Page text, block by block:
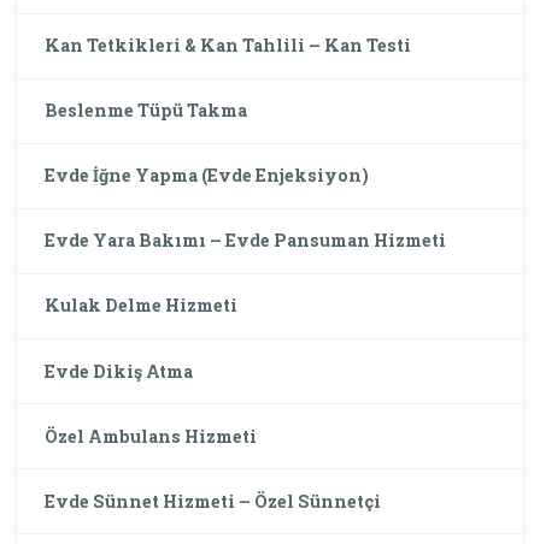
Kan Tetkikleri & Kan Tahlili – Kan Testi
Beslenme Tüpü Takma
Evde İğne Yapma (Evde Enjeksiyon)
Evde Yara Bakımı – Evde Pansuman Hizmeti
Kulak Delme Hizmeti
Evde Dikiş Atma
Özel Ambulans Hizmeti
Evde Sünnet Hizmeti – Özel Sünnetçi